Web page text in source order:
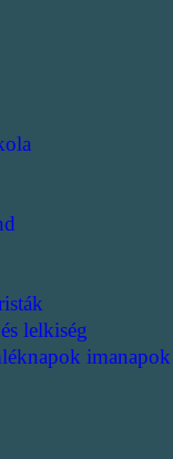
lelkiség
imanapok